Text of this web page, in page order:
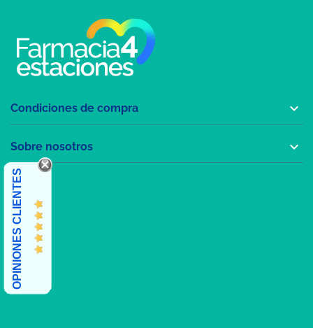
Condiciones de compra 
Sobre nosotros 
OPINIONES CLIENTES